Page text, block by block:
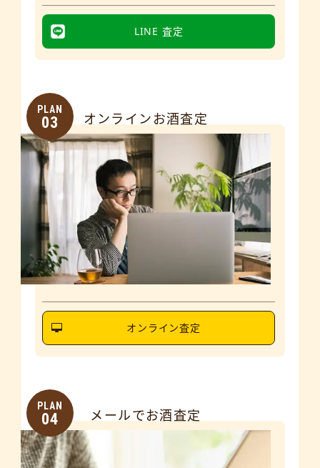
LINE 査定
PLAN
03 オンラインお酒査定
オンライン査定
PLAN
04 メールでお酒査定